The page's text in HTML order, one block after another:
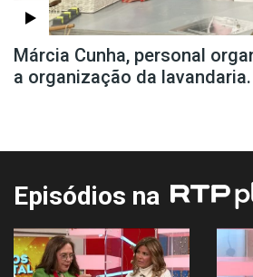
Márcia Cunha, personal
a organização da lavandaria.
Episódios na